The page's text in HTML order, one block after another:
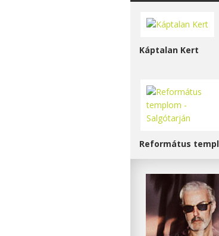
Káptalan Kert